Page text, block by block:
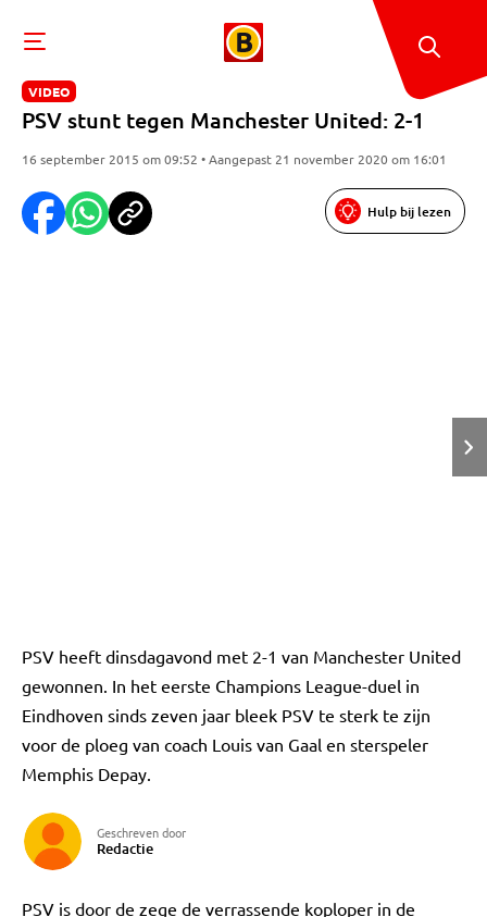
VIDEO
PSV stunt tegen Manchester United: 2-1
16 september 2015 om 09:52 • Aangepast 21 november 2020 om 16:01
Hulp bij lezen
PSV heeft dinsdagavond met 2-1 van Manchester United
gewonnen. In het eerste Champions League-duel in
Eindhoven sinds zeven jaar bleek PSV te sterk te zijn
voor de ploeg van coach Louis van Gaal en sterspeler
Memphis Depay.
Geschreven door
Redactie
PSV is door de zege de verrassende koploper in de